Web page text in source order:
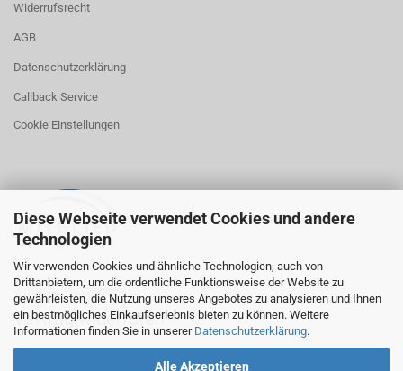
Diese Webseite verwendet Cookies und andere
Technologien
Wir verwenden Cookies und ähnliche Technologien, auch von
Drittanbietern, um die ordentliche Funktionsweise der Website zu
gewährleisten, die Nutzung unseres Angebotes zu analysieren und Ihnen
ein bestmögliches Einkaufserlebnis bieten zu können. Weitere
Informationen finden Sie in unserer Datenschutzerklärung.
Alle Akzeptieren
Widerrufsrecht
AGB
Datenschutzerklärung
Callback Service
Cookie Einstellungen
WIDERRUFBUTTON
Vertrag widerrufen